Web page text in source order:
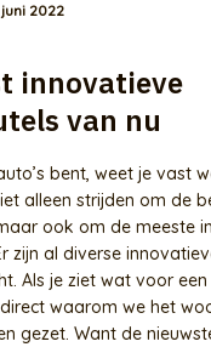
juni 2022
innovatieve
van nu
bent, weet je vast
alleen strijden om de
ook om de meeste
zijn al diverse
Als je ziet wat voor
waarom we het
gezet. Want de